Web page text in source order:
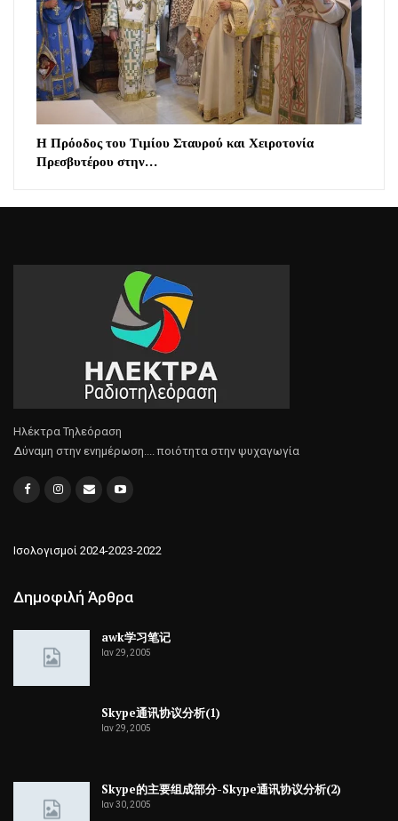
Η Πρόοδος του Τιμίου Σταυρού και Χειροτονία
Πρεσβυτέρου στην…
Ηλέκτρα Τηλεόραση
Δύναμη στην ενημέρωση.... ποιότητα στην ψυχαγωγία
Ισολογισμοί 2024-2023-2022
Δημοφιλή Άρθρα
awk学习笔记
Ιαν 29, 2005
Skype通讯协议分析(1)
Ιαν 29, 2005
Skype的主要组成部分-Skype通讯协议分析(2)
Ιαν 30, 2005